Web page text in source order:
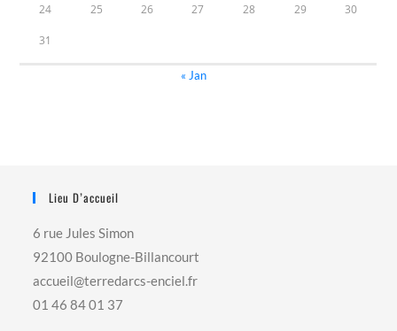
24 25 26 27 28 29 30
31
« Jan
Lieu D’accueil
6 rue Jules Simon
92100 Boulogne-Billancourt
accueil@terredarcs-enciel.fr
01 46 84 01 37